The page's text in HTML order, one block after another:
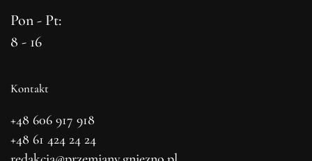
Pon - Pt:
8 - 16
Kontakt
+48 606 917 918
+48 61 424 24 24